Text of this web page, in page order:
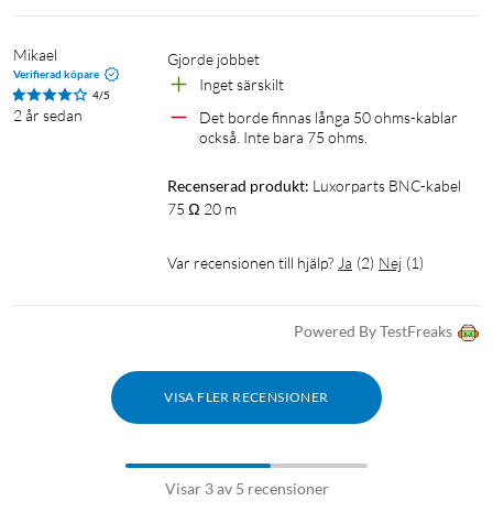
Mikael
Verifierad köpare
4/5
2 år sedan
Gjorde jobbet
Inget särskilt
Det borde finnas långa 50 ohms-kablar
också. Inte bara 75 ohms.
Recenserad produkt: Luxorparts BNC-kabel
75 Ω 20 m
Var recensionen till hjälp? Ja (2) Nej (1)
Powered By TestFreaks
VISA FLER RECENSIONER
Visar 3 av 5 recensioner